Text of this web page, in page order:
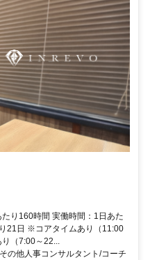
り160時間 実働時間：1日あた
21日 ※コアタイムあり（11:00
（7:00～22...
の他人事コンサルタント/コーチ